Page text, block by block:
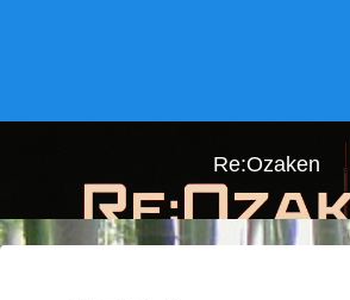
Re:Ozaken